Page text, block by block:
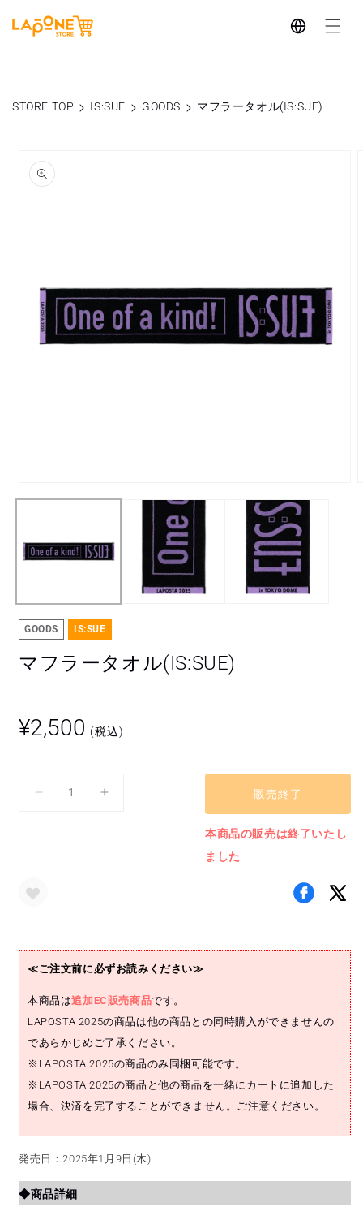
ンツに
進む
言
語
STORE TOP IS:SUE GOODS マフラータオル(IS:SUE)
報にス
キップ
ー
で
メ
ア
(1)
を
く
GOODS IS:SUE
マフラータオル(IS:SUE)
通
常
¥2,500 (税込)
オ
の
数
量
ら
す
マ
の
数
量
増
や
す
販売終了
本商品の販売は終了いたし
ました
≪ご注文前に必ずお読みください≫
本商品は追加EC販売商品です。
LAPOSTA 2025の商品は他の商品との同時購入ができませんの
であらかじめご了承ください。
※LAPOSTA 2025の商品のみ同梱可能です。
※LAPOSTA 2025の商品と他の商品を一緒にカートに追加した
場合、決済を完了することができません。ご注意ください。
発売日：2025年1月9日(木)
◆商品詳細